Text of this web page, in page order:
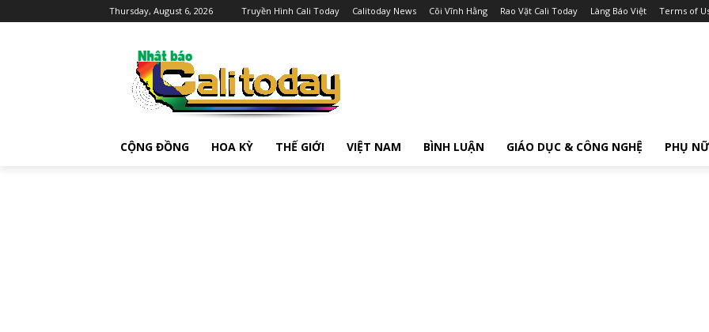
Thursday, August 6, 2026 Truyền Hình Cali Today Calitoday News Cõi Vĩnh Hằng Rao Vặt Cali Today Làng Báo Việt Terms of
CỘNG ĐỒNG HOA KỲ THẾ GIỚI VIỆT NAM BÌNH LUẬN GIÁO DỤC & CÔNG NGHỆ PHỤ NỮ